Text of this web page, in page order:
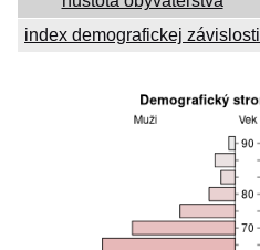
index demografickej závislosti